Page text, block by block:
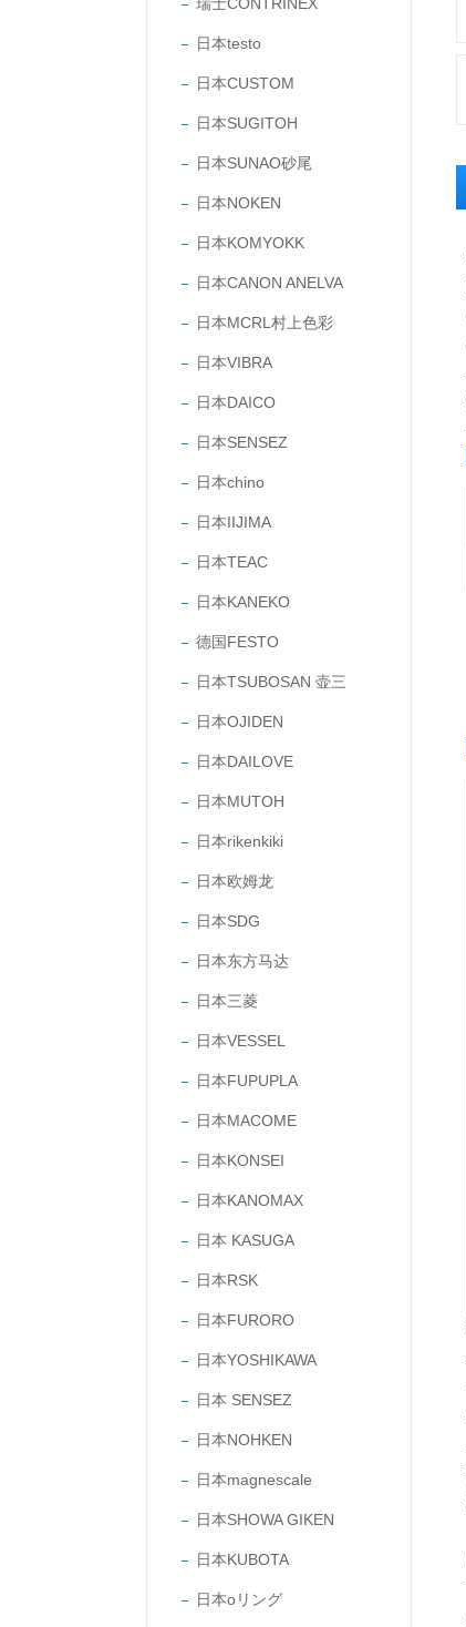
日本testo
日本CUSTOM
日本SUGITOH
日本SUNAO砂尾
日本NOKEN
日本KOMYOKK
日本CANON ANELVA
日本MCRL村上色彩
日本VIBRA
日本DAICO
日本SENSEZ
日本chino
日本IIJIMA
日本TEAC
日本KANEKO
德国FESTO
日本TSUBOSAN 壶三
日本OJIDEN
日本DAILOVE
日本MUTOH
日本rikenkiki
日本欧姆龙
日本SDG
日本东方马达
日本三菱
日本VESSEL
日本FUPUPLA
日本MACOME
日本KONSEI
日本KANOMAX
日本 KASUGA
日本RSK
日本FURORO
日本YOSHIKAWA
日本 SENSEZ
日本NOHKEN
日本magnescale
日本SHOWA GIKEN
日本KUBOTA
日本oリング